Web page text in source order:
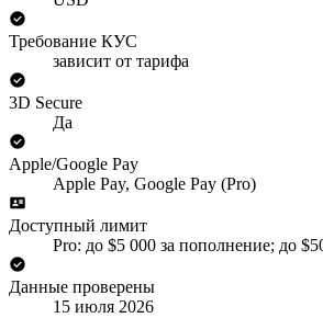
Требование КУС
зависит от тарифа
3D Secure
Да
Apple/Google Pay
Apple Pay, Google Pay (Pro)
Доступный лимит
Pro: до $5 000 за пополнение; до
Данные проверены
15 июля 2026